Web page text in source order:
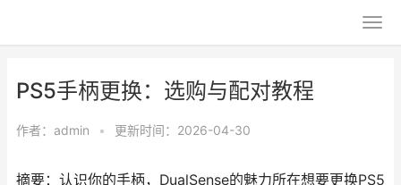
PS5手柄更换：选购与配对教程
作者： admin • 更新时间：2026-04-30
摘要：认识你的手柄，DualSense的魅力所在想要更换PS5